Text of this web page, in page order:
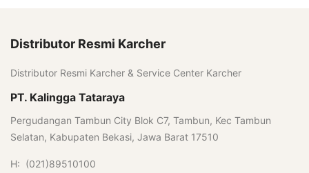
Distributor Resmi Karcher
Distributor Resmi Karcher & Service Center Karcher
PT. Kalingga Tataraya
Pergudangan Tambun City Blok C7, Tambun, Kec Tambun
Selatan, Kabupaten Bekasi, Jawa Barat 17510
H: (021)89510100